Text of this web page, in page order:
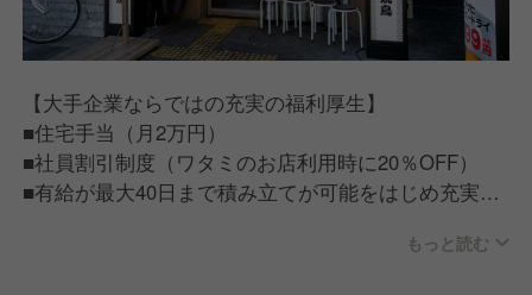
【大手企業ならではの充実の福利厚生】
■住宅手当（月2万円）
■社員割引制度（ワタミのお店利用時に20％OFF）
■有給が最大40日まで積み立てが可能をはじめ充実の
もっと読む